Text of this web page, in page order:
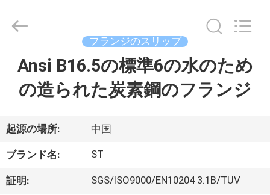
ホ
製
品
Pipe
Fittings
Rights
Developed
フランジのスリップ
Ansi B16.5の標準6の水のため
の造られた炭素鋼のフランジ
起源の場所: 中国
ブランド名: ST
証明: SGS/ISO9000/EN10204 3.1B/TUV